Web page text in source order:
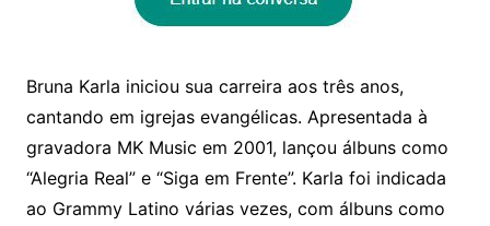
Bruna Karla iniciou sua carreira aos três anos,
cantando em igrejas evangélicas. Apresentada à
gravadora MK Music em 2001, lançou álbuns como
“Alegria Real” e “Siga em Frente”. Karla foi indicada
ao Grammy Latino várias vezes, com álbuns como